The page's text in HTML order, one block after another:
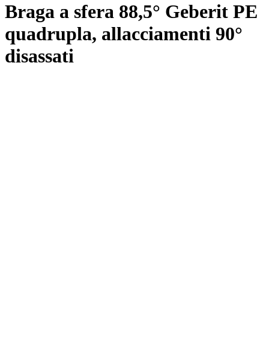
Braga a sfera 88,5° Geberit PE
quadrupla, allacciamenti 90°
disassati